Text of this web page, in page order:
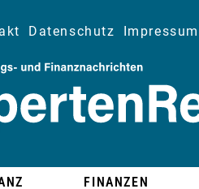
Datenschutz Impressum
FINANZEN